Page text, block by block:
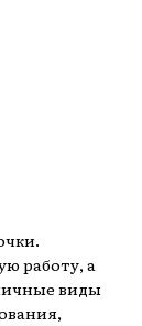
работу, а
виды